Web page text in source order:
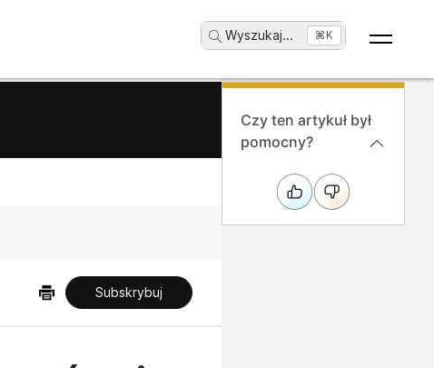
Wyszukaj... ⌘K
Subskrybuj
Czy ten artykuł był
pomocny?